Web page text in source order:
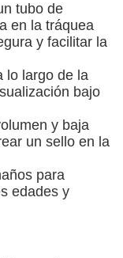
tubo de
en la tráquea
y facilitar la
lo largo de la
bajo
y baja
un sello en la
para
edades y